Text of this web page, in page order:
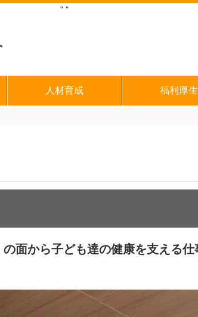
" "
人材育成 福利厚生
面から子ども達の健康を支える仕